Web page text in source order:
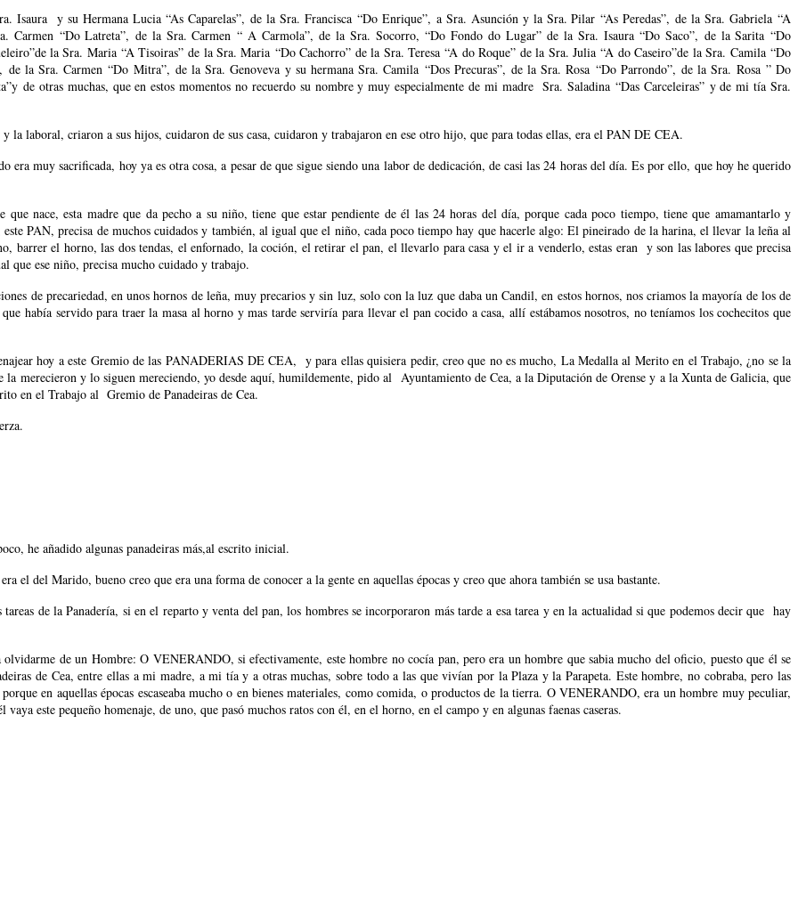
y su Hermana Lucia “As Caparelas”, de la Sra. Francisca “Do Enrique”, a Sra. Asunción y la Sra. Pilar “As Peredas”, de la Sra. Gabriela “A
Carmen “Do Latreta”, de la Sra. Carmen “ A Carmola”, de la Sra. Socorro, “Do Fondo do Lugar” de la Sra. Isaura “Do Saco”, de la Sarita “Do
la Sra. Maria “A Tisoiras” de la Sra. Maria “Do Cachorro” de la Sra. Teresa “A do Roque” de la Sra. Julia “A do Caseiro”de la Sra. Camila “Do
la Sra. Carmen “Do Mitra”, de la Sra. Genoveva y su hermana Sra. Camila “Dos Precuras”, de la Sra. Rosa “Do Parrondo”, de la Sra. Rosa ” Do
de otras muchas, que en estos momentos no recuerdo su nombre y muy especialmente de mi madre Sra. Saladina “Das Carceleiras” y de mi tía Sra.
laboral, criaron a sus hijos, cuidaron de sus casa, cuidaron y trabajaron en ese otro hijo, que para todas ellas, era el PAN DE CEA.
muy sacrificada, hoy ya es otra cosa, a pesar de que sigue siendo una labor de dedicación, de casi las 24 horas del día. Es por ello, que hoy he querido
nace, esta madre que da pecho a su niño, tiene que estar pendiente de él las 24 horas del día, porque cada poco tiempo, tiene que amamantarlo y
PAN, precisa de muchos cuidados y también, al igual que el niño, cada poco tiempo hay que hacerle algo: El pineirado de la harina, el llevar la leña al
barrer el horno, las dos tendas, el enfornado, la coción, el retirar el pan, el llevarlo para casa y el ir a venderlo, estas eran y son las labores que precisa
que ese niño, precisa mucho cuidado y trabajo.
de precariedad, en unos hornos de leña, muy precarios y sin luz, solo con la luz que daba un Candil, en estos hornos, nos criamos la mayoría de los de
había servido para traer la masa al horno y mas tarde serviría para llevar el pan cocido a casa, allí estábamos nosotros, no teníamos los cochecitos que
hoy a este Gremio de las PANADERIAS DE CEA, y para ellas quisiera pedir, creo que no es mucho, La Medalla al Merito en el Trabajo, ¿no se la
merecieron y lo siguen mereciendo, yo desde aquí, humildemente, pido al Ayuntamiento de Cea, a la Diputación de Orense y a la Xunta de Galicia, que
en el Trabajo al Gremio de Panadeiras de Cea.
he añadido algunas panadeiras más,al escrito inicial.
el del Marido, bueno creo que era una forma de conocer a la gente en aquellas épocas y creo que ahora también se usa bastante.
de la Panadería, si en el reparto y venta del pan, los hombres se incorporaron más tarde a esa tarea y en la actualidad si que podemos decir que hay
de un Hombre: O VENERANDO, si efectivamente, este hombre no cocía pan, pero era un hombre que sabia mucho del oficio, puesto que él se
de Cea, entre ellas a mi madre, a mi tía y a otras muchas, sobre todo a las que vivían por la Plaza y la Parapeta. Este hombre, no cobraba, pero las
en aquellas épocas escaseaba mucho o en bienes materiales, como comida, o productos de la tierra. O VENERANDO, era un hombre muy peculiar,
este pequeño homenaje, de uno, que pasó muchos ratos con él, en el horno, en el campo y en algunas faenas caseras.